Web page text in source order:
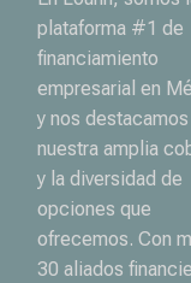
plataforma #1 de
financiamiento
empresarial en
y nos
nuestra amplia
y la diversidad de
opciones que
ofrecemos. Con
30 aliados